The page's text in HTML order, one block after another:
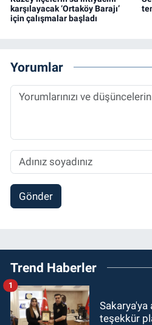
karşılayacak ‘Ortaköy Barajı’
için çalışmalar başladı
Yorumlar
Gönder
Trend Haberler
teşekkür
1